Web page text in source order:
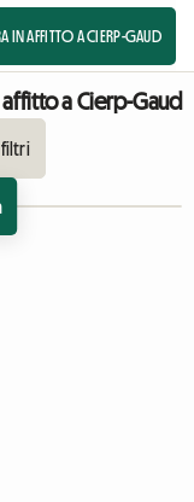
IN AFFITTO A CIERP-GAUD
affitto a Cierp-Gaud